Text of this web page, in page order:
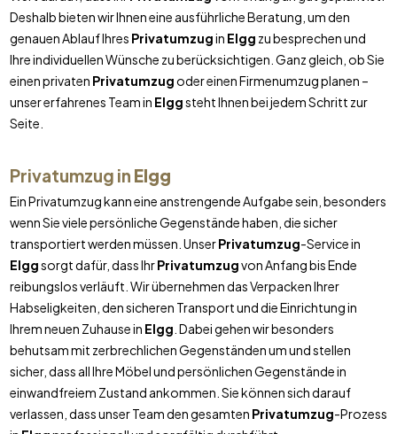
Deshalb bieten wir Ihnen eine ausführliche Beratung, um den
genauen Ablauf Ihres Privatumzugin Elgg zu besprechen und
Ihre individuellen Wünsche zu berücksichtigen. Ganz gleich, ob Sie
einen privaten Privatumzugoder einen Firmenumzug planen –
unser erfahrenes Team in Elggsteht Ihnen bei jedem Schritt zur
Seite.
Privatumzug in Elgg
Ein Privatumzug kann eine anstrengende Aufgabe sein, besonders
wenn Sie viele persönliche Gegenstände haben, die sicher
transportiert werden müssen. UnserPrivatumzug-Service in
Elggsorgt dafür, dass IhrPrivatumzugvon Anfang bis Ende
reibungslos verläuft. Wir übernehmen das Verpacken Ihrer
Habseligkeiten, den sicheren Transport und die Einrichtung in
Ihrem neuen Zuhause in Elgg . Dabei gehen wir besonders
behutsam mit zerbrechlichen Gegenständen um und stellen
sicher, dass all Ihre Möbel und persönlichen Gegenstände in
einwandfreiem Zustand ankommen. Sie können sich darauf
verlassen, dass unser Team den gesamten Privatumzug-Prozess